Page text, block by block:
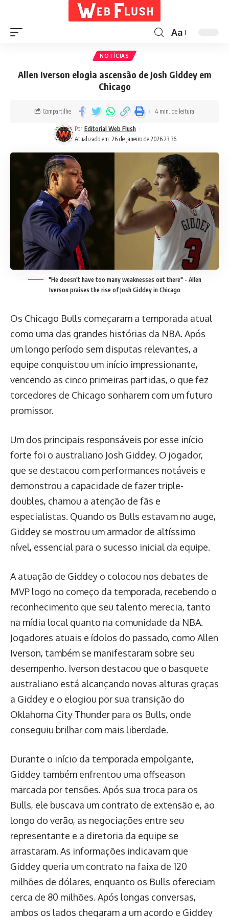
Aa
NOTÍCIAS
Allen Iverson elogia ascensão de Josh Giddey em
Chicago
Atualizado em: 26 de janeiro de 2026 23:36
Por Editorial Web Flush
Compartilhe 4 min. de leitura
"He doesn't have too many weaknesses out there" - Allen
Iverson praises the rise of Josh Giddey in Chicago
Os Chicago Bulls começaram a temporada atual
como uma das grandes histórias da NBA. Após
um longo período sem disputas relevantes, a
equipe conquistou um início impressionante,
vencendo as cinco primeiras partidas, o que fez
torcedores de Chicago sonharem com um futuro
promissor.
Um dos principais responsáveis por esse início
forte foi o australiano Josh Giddey. O jogador,
que se destacou com performances notáveis e
demonstrou a capacidade de fazer triple-
doubles, chamou a atenção de fãs e
especialistas. Quando os Bulls estavam no auge,
Giddey se mostrou um armador de altíssimo
nível, essencial para o sucesso inicial da equipe.
A atuação de Giddey o colocou nos debates de
MVP logo no começo da temporada, recebendo o
reconhecimento que seu talento merecia, tanto
na mídia local quanto na comunidade da NBA.
Jogadores atuais e ídolos do passado, como Allen
Iverson, também se manifestaram sobre seu
desempenho. Iverson destacou que o basquete
australiano está alcançando novas alturas graças
a Giddey e o elogiou por sua transição do
Oklahoma City Thunder para os Bulls, onde
conseguiu brilhar com mais liberdade.
Durante o início da temporada empolgante,
Giddey também enfrentou uma offseason
marcada por tensões. Após sua troca para os
Bulls, ele buscava um contrato de extensão e, ao
longo do verão, as negociações entre seu
representante e a diretoria da equipe se
arrastaram. As informações indicavam que
Giddey queria um contrato na faixa de 120
milhões de dólares, enquanto os Bulls ofereciam
cerca de 80 milhões. Após longas conversas,
ambos os lados chegaram a um acordo e Giddey